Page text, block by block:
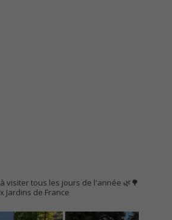
visiter tous les jours de l'année 🌿🌳
Jardins de France